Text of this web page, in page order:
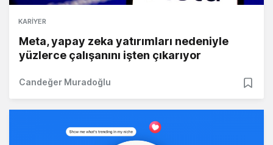
KARIYER
Meta, yapay zeka yatırımları nedeniyle
yüzlerce çalışanını işten çıkarıyor
Candeğer Muradoğlu